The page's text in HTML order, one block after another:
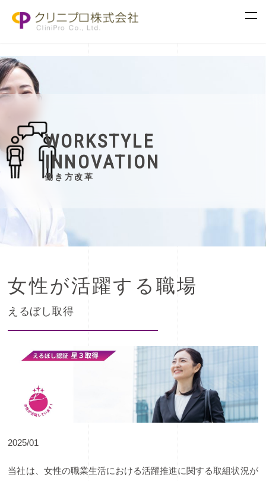
WORKSTYLE
INNOVATION
働き方改革
女性が活躍する職場
えるぼし取得
2025/01
当社は、女性の職業生活における活躍推進に関する取組状況が